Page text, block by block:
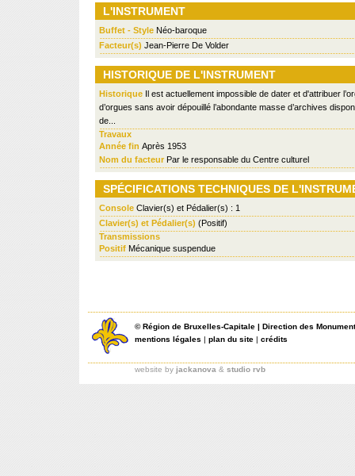
L'INSTRUMENT
Buffet - Style Néo-baroque
Facteur(s) Jean-Pierre De Volder
HISTORIQUE DE L'INSTRUMENT
Historique Il est actuellement impossible de dater et d'attribuer
d’orgues sans avoir dépouillé l’abondante masse d’archives
de...
Travaux
Année fin Après 1953
Nom du facteur Par le responsable du Centre culturel
SPÉCIFICATIONS TECHNIQUES DE
Console Clavier(s) et Pédalier(s) : 1
Clavier(s) et Pédalier(s) (Positif)
Transmissions
Positif Mécanique suspendue
©Région de Bruxelles-Capitale | Direction des
mentions légales | plan du site | crédits
website by jackanova & studio rvb